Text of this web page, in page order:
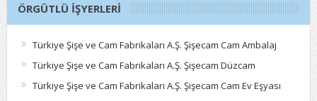
ÖRGÜTLÜ İŞYERLERI
Türkiye Şişe ve Cam Fabrikaları A.Ş. Şişecam Cam Ambalaj
Türkiye Şişe ve Cam Fabrikaları A.Ş. Şişecam Düzcam
Türkiye Şişe ve Cam Fabrikaları A.Ş. Şişecam Cam Ev Eşyası